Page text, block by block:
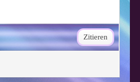
Zitieren